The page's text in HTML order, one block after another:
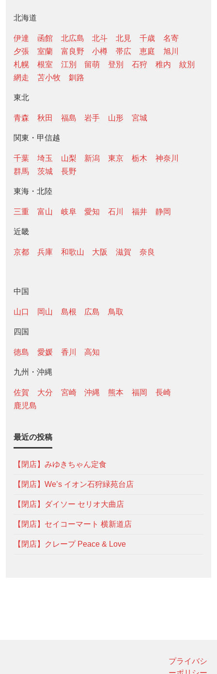
北海道
伊達 函館 北広島 北斗 北見 千歳
名寄
夕張
室蘭 富良野 小樽 帯広 恵庭
旭川
札幌
根室 江別 留萌 登別 石狩 稚内
紋別
網走
苫小牧 釧路
東北
青森 秋田 福島 岩手 山形 宮城
関東・甲信越
千葉 埼玉 山梨 新潟 東京 栃木
神奈川
群馬
茨城 長野
東海・北陸
三重 富山 岐阜 愛知 石川 福井 静岡
近畿
京都 兵庫 和歌山 大阪 滋賀 奈良
中国
山口 岡山 島根 広島 鳥取
四国
徳島 愛媛 香川 高知
九州・沖縄
佐賀 大分 宮崎 沖縄 熊本 福岡
長崎
鹿児島
最近の投稿
【閉店】みゆきちゃん定食
【閉店】We’s イオン石狩緑苑台店
【閉店】ダイソー セリオ大曲店
【閉店】セイコーマート 横新道店
【閉店】クレープ Peace & Love
プライバシ